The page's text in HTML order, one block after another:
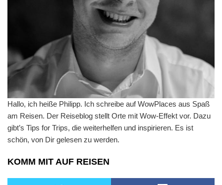
Hallo, ich heiße Philipp. Ich schreibe auf WowPlaces aus Spaß
am Reisen. Der Reiseblog stellt Orte mit Wow-Effekt vor. Dazu
gibt’s Tips for Trips, die weiterhelfen und inspirieren. Es ist
schön, von Dir gelesen zu werden.
KOMM MIT AUF REISEN